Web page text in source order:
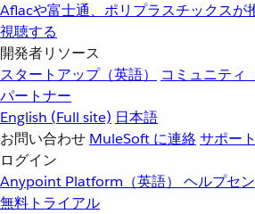
Aflacや富士通、ポリプラスチックスが
視聴する
開発者リソース
スタートアップ（英語）
コミュニティ
パートナー
English (Full site) 日本語
お問い合わせ MuleSoft に連絡サポー
ログイン
Anypoint Platform（英語） ヘルプセ
無料トライアル